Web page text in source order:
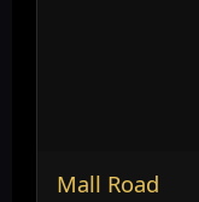
Mall Road